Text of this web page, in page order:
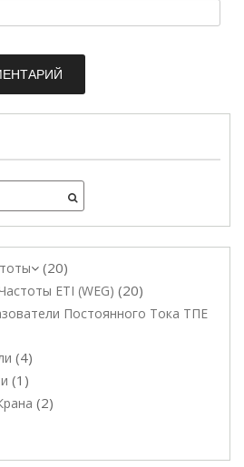
20
ETI (WEG) 20
Постоянного Тока ТПЕ
4
1
2